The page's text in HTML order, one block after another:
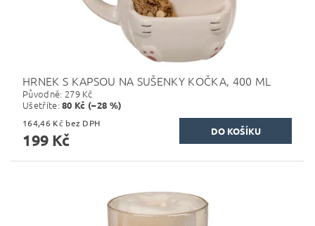
HRNEK S KAPSOU NA SUŠENKY KOČKA, 400 ML
Původně: 279 Kč
Ušetříte:80 Kč (–28 %)
164,46 Kč bez DPH
199 Kč